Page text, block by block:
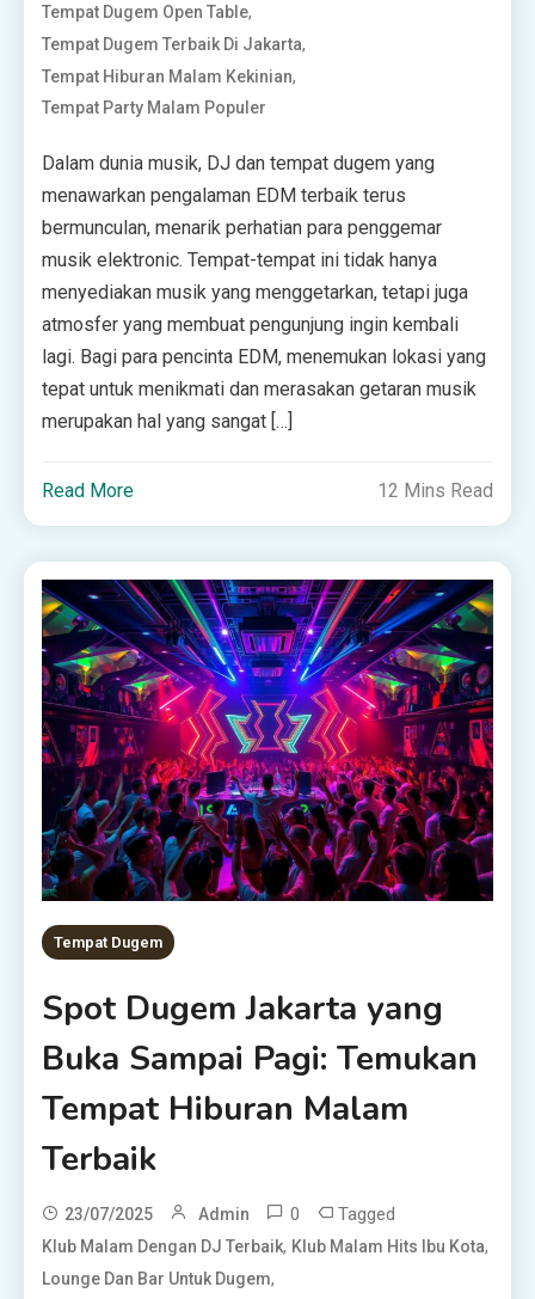
Tempat Dugem Open Table,
Tempat Dugem Terbaik Di Jakarta,
Tempat Hiburan Malam Kekinian,
Tempat Party Malam Populer
Dalam dunia musik, DJ dan tempat dugem yang
menawarkan pengalaman EDM terbaik terus
bermunculan, menarik perhatian para penggemar
musik elektronic. Tempat-tempat ini tidak hanya
menyediakan musik yang menggetarkan, tetapi juga
atmosfer yang membuat pengunjung ingin kembali
lagi. Bagi para pencinta EDM, menemukan lokasi yang
tepat untuk menikmati dan merasakan getaran musik
merupakan hal yang sangat […]
Read More 12 Mins Read
Tempat Dugem
Spot Dugem Jakarta yang
Buka Sampai Pagi: Temukan
Tempat Hiburan Malam
Terbaik
23/07/2025 Admin 0 Tagged
Klub Malam Dengan DJ Terbaik, Klub Malam Hits Ibu Kota,
Lounge Dan Bar Untuk Dugem,